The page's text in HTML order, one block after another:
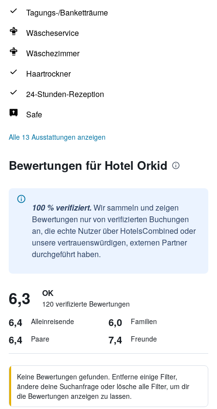
Tagungs-/Banketträume
Wäscheservice
Wäschezimmer
Haartrockner
24-Stunden-Rezeption
Safe
Alle 13 Ausstattungen anzeigen
Bewertungen für Hotel Orkid
100 % verifiziert. Wir sammeln und zeigen
Bewertungen nur von verifizierten Buchungen
an, die echte Nutzer über HotelsCombined oder
unsere vertrauenswürdigen, externen Partner
durchgeführt haben.
6,3 OK
120 verifizierte Bewertungen
6,4 Alleinreisende 6,0 Familien
6,4 Paare 7,4 Freunde
Keine Bewertungen gefunden. Entferne einige Filter,
ändere deine Suchanfrage oder lösche alle Filter, um dir
die Bewertungen anzeigen zu lassen.